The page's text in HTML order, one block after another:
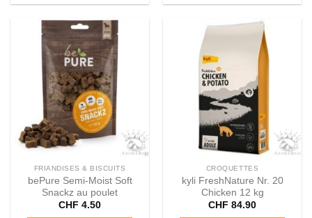
FRIANDISES & BISCUITS
bePure Semi​-​Moist Soft
Snackz au poulet
CHF 4.50
CROQUETTES
kyli FreshNature Nr. 20
Chicken 12 kg
CHF 84.90